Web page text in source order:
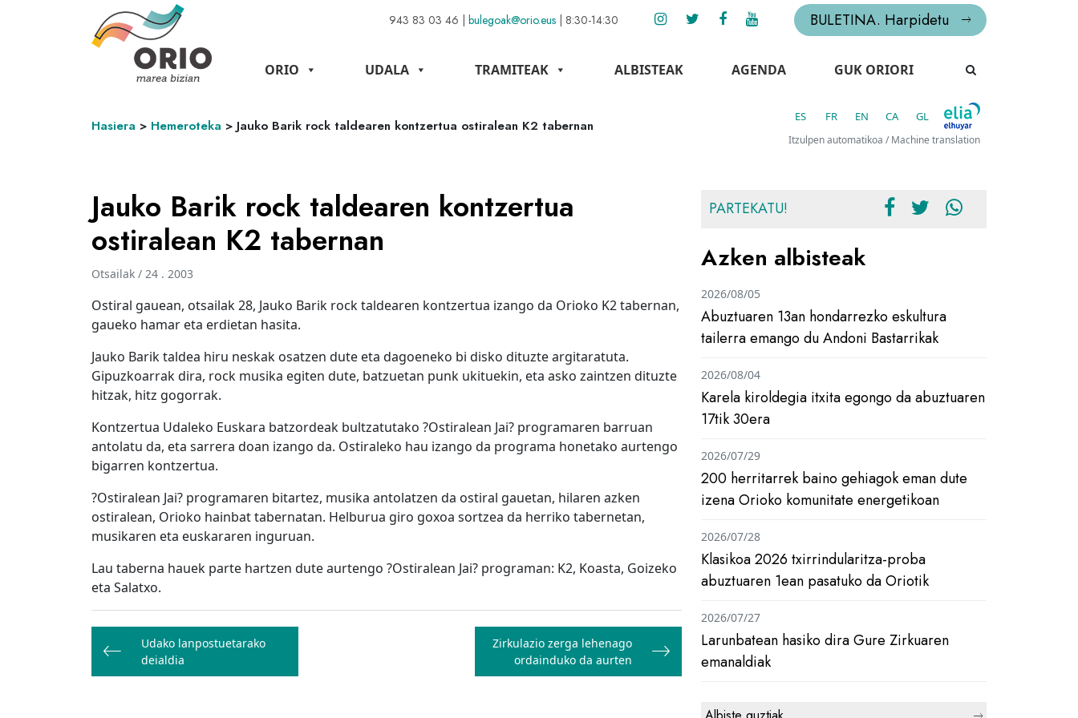
943 83 03 46 | bulegoak@orio.eus | 8:30-14:30 BULETINA. Harpidetu
ORIO UDALA TRAMITEAK ALBISTEAK AGENDA GUK ORIORI
Hasiera > Hemeroteka > Jauko Barik rock taldearen kontzertua ostiralean K2 tabernan
ES FR EN CA GL
Itzulpen automatikoa / Machine translation
Jauko Barik rock taldearen kontzertua
ostiralean K2 tabernan
Otsailak / 24 . 2003
Ostiral gauean, otsailak 28, Jauko Barik rock taldearen kontzertua izango da Orioko K2 tabernan,
gaueko hamar eta erdietan hasita.
Jauko Barik taldea hiru neskak osatzen dute eta dagoeneko bi disko dituzte argitaratuta.
Gipuzkoarrak dira, rock musika egiten dute, batzuetan punk ukituekin, eta asko zaintzen dituzte
hitzak, hitz gogorrak.
Kontzertua Udaleko Euskara batzordeak bultzatutako ?Ostiralean Jai? programaren barruan
antolatu da, eta sarrera doan izango da. Ostiraleko hau izango da programa honetako aurtengo
bigarren kontzertua.
?Ostiralean Jai? programaren bitartez, musika antolatzen da ostiral gauetan, hilaren azken
ostiralean, Orioko hainbat tabernatan. Helburua giro goxoa sortzea da herriko tabernetan,
musikaren eta euskararen inguruan.
Lau taberna hauek parte hartzen dute aurtengo ?Ostiralean Jai? programan: K2, Koasta, Goizeko
eta Salatxo.
Bidalketetan
zehar
nabigatu
Udako lanpostuetarako
deialdia
Zirkulazio zerga lehenago
ordainduko da aurten
PARTEKATU!
Azken albisteak
Abuztuaren 13an hondarrezko eskultura
tailerra emango du Andoni Bastarrikak
2026/08/05
Karela kiroldegia itxita egongo da abuztuaren
17tik 30era
2026/08/04
200 herritarrek baino gehiagok eman dute
izena Orioko komunitate energetikoan
2026/07/29
Klasikoa 2026 txirrindularitza-proba
abuztuaren 1ean pasatuko da Oriotik
2026/07/28
Larunbatean hasiko dira Gure Zirkuaren
emanaldiak
2026/07/27